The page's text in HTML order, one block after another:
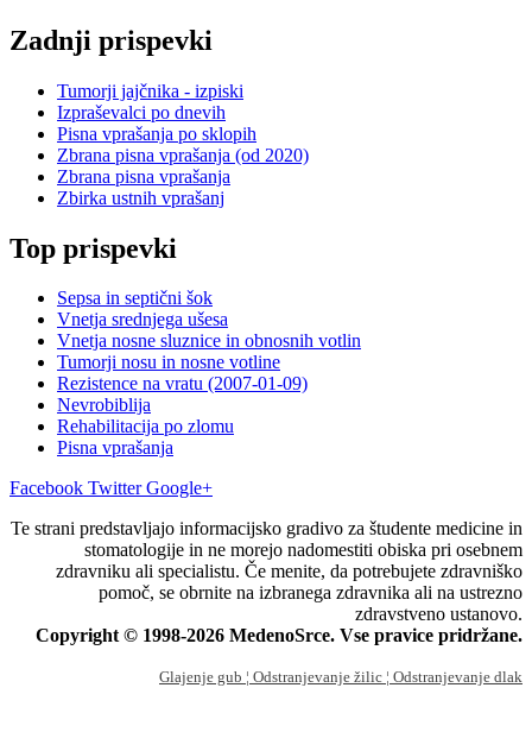
Zadnji prispevki
Tumorji jajčnika - izpiski
Izpraševalci po dnevih
Pisna vprašanja po sklopih
Zbrana pisna vprašanja (od 2020)
Zbrana pisna vprašanja
Zbirka ustnih vprašanj
Top prispevki
Sepsa in septični šok
Vnetja srednjega ušesa
Vnetja nosne sluznice in obnosnih votlin
Tumorji nosu in nosne votline
Rezistence na vratu (2007-01-09)
Nevrobiblija
Rehabilitacija po zlomu
Pisna vprašanja
Facebook Twitter Google+
Te strani predstavljajo informacijsko gradivo za študente medicine in
stomatologije in ne morejo nadomestiti obiska pri osebnem
zdravniku ali specialistu. Če menite, da potrebujete zdravniško
pomoč, se obrnite na izbranega zdravnika ali na ustrezno
zdravstveno ustanovo.
Copyright © 1998-2026 MedenoSrce. Vse pravice pridržane.
Glajenje gub ¦ Odstranjevanje žilic ¦ Odstranjevanje dlak